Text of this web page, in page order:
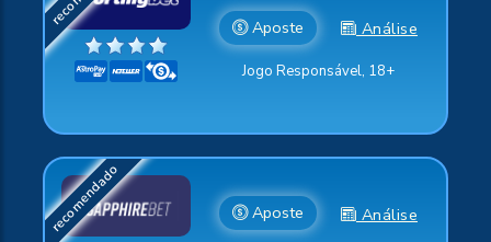
Aposte Análise
Jogo Responsável, 18+
Aposte Análise